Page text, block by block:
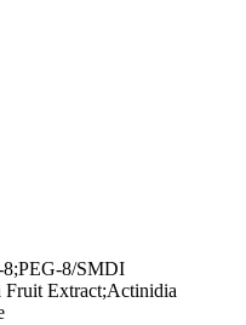
8;PEG-8/SMDI
Fruit Extract;Actinidia